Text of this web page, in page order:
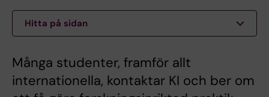
Hitta på sidan
Många studenter, framför allt
internationella, kontaktar KI och ber om